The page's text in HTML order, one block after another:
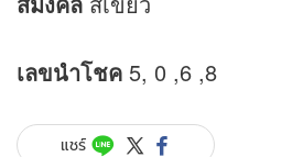
เลขนำโชค 5, 0 ,6 ,8
แชร์